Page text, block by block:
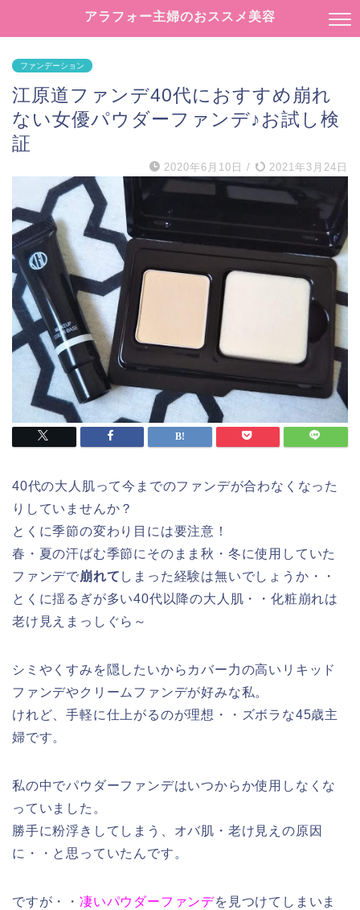
アラフォー主婦のおススメ美容
ファンデーション
江原道ファンデ40代におすすめ崩れ
ない女優パウダーファンデ♪お試し検
証
2020年6月10日 / 2021年3月24日
40代の大人肌って今までのファンデが合わなくなった
りしていませんか？
とくに季節の変わり目には要注意！
春・夏の汗ばむ季節にそのまま秋・冬に使用していた
ファンデで崩れて しまった経験は無いでしょうか・・
とくに揺るぎが多い40代以降の大人肌・・化粧崩れは
老け見えまっしぐら～
シミやくすみを隠したいからカバー力の高いリキッド
ファンデやクリームファンデが好みな私。
けれど、手軽に仕上がるのが理想・・ズボラな45歳主
婦です。
私の中でパウダーファンデはいつからか使用しなくな
っていました。
勝手に粉浮きしてしまう、オバ肌・老け見えの原因
に・・と思っていたんです。
ですが・・ 凄いパウダーファンデを見つけてしまいま